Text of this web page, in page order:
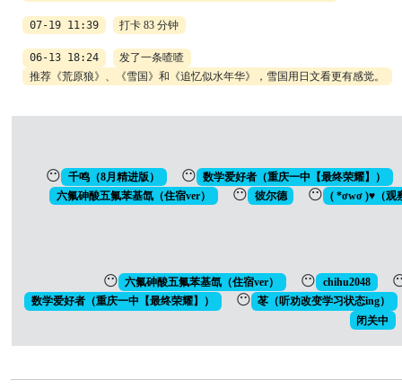
07-19 11:39 打卡 83 分钟
06-13 18:24
发了一条喳喳
推荐《荒原狼》、《雪国》和《追忆似水年华》，雪国用日文看更有感觉。
😶 千鸣（8月精进版） 😶 数学爱好者（重庆一中【最终荣耀】）
六氟砷酸五氟苯基氙（住宿ver） 😶 彼尔德 😶 ( *ơwơ )♥（观
😶 六氟砷酸五氟苯基氙（住宿ver） 😶 chihu2048
数学爱好者（重庆一中【最终荣耀】） 😶 苳（听劝改变学习状态ing）
闭关中